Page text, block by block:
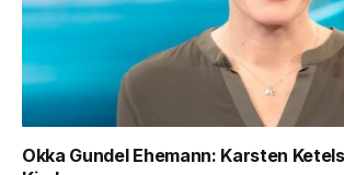
Okka Gundel Ehemann: Karsten